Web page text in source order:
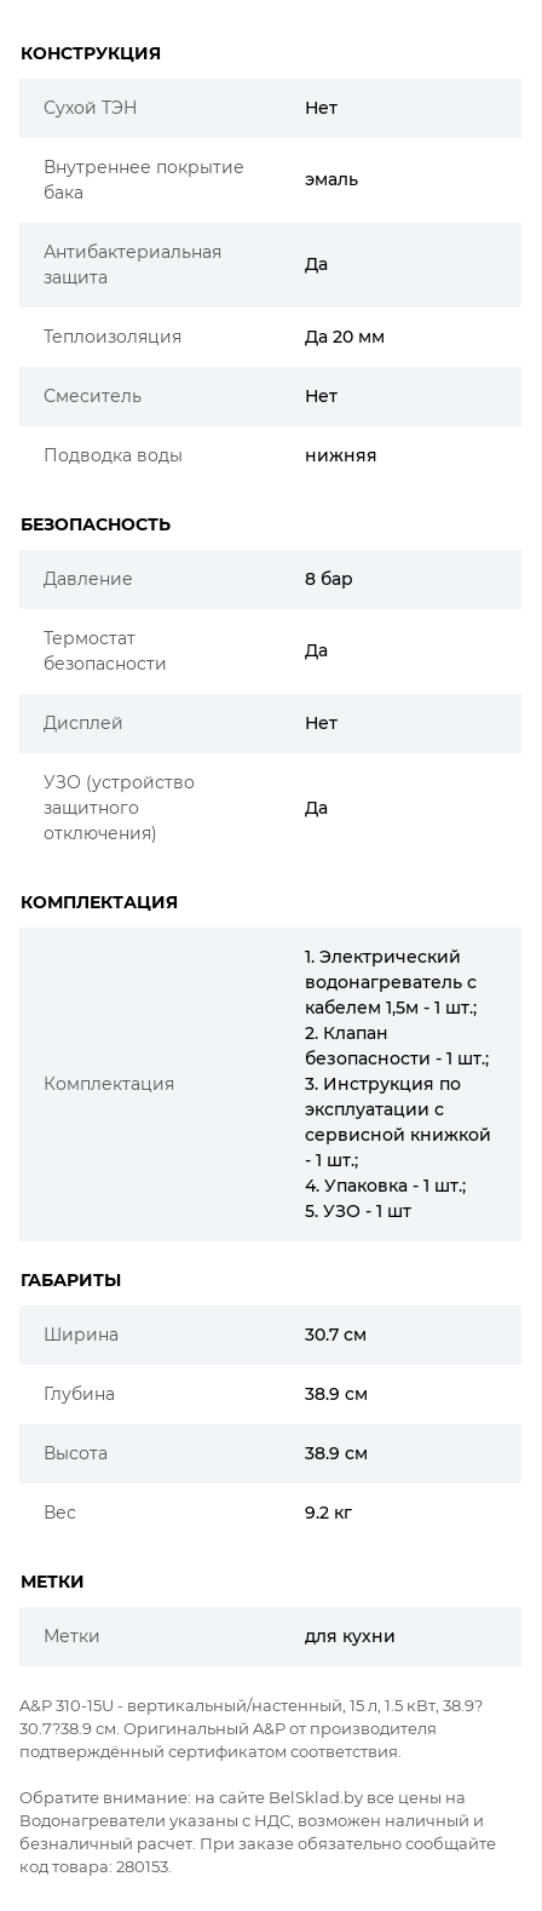
КОНСТРУКЦИЯ
Сухой ТЭН Нет
Внутреннее покрытие
бака
эмаль
Антибактериальная
защита
Да
Теплоизоляция Да 20 мм
Смеситель Нет
Подводка воды нижняя
БЕЗОПАСНОСТЬ
Давление 8 бар
Термостат
безопасности
Да
Дисплей Нет
УЗО (устройство
защитного
отключения)
Да
КОМПЛЕКТАЦИЯ
Комплектация
1. Электрический
водонагреватель с
кабелем 1,5м - 1 шт.;
2. Клапан
безопасности - 1 шт.;
3. Инструкция по
эксплуатации с
сервисной книжкой
- 1 шт.;
4. Упаковка - 1 шт.;
5. УЗО - 1 шт
ГАБАРИТЫ
Ширина 30.7 см
Глубина 38.9 см
Высота 38.9 см
Вес 9.2 кг
МЕТКИ
Метки для кухни
A&P 310-15U - вертикальный/настенный, 15 л, 1.5 кВт, 38.9?
30.7?38.9 см. Оригинальный A&P от производителя
подтверждённый сертификатом соответствия.
Обратите внимание: на сайте BelSklad.by все цены на
Водонагреватели указаны с НДС, возможен наличный и
безналичный расчет. При заказе обязательно сообщайте
код товара: 280153.